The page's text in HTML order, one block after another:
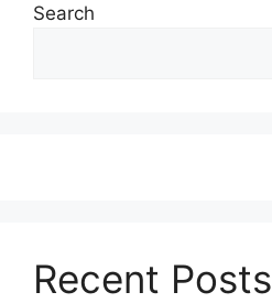
Search
Recent Posts